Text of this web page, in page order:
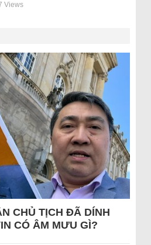
Views
CHỦ TỊCH ĐÃ DÍNH
CÓ ÂM MƯU GÌ?